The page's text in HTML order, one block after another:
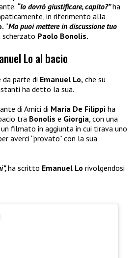
“Io dovrò giustificare, capito?”ha
in riferimento alla
“Ma puoi mettere in discussione tuo
scherzato Paolo Bonolis.
Lo al bacio
parte di Emanuel Lo, che su
ha detto la sua.
di Amici di Maria De Filippi ha
tra Bonolis e Giorgia , con una
filmato in aggiunta in cui tirava uno
averci “provato” con la sua
ha scritto Emanuel Lo rivolgendosi